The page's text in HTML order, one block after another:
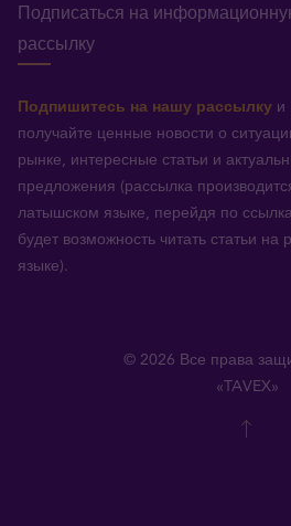
Подписаться на
рассылку
Подпишитесь на нашу рассылку и
получайте ценные новости о
рынке, интересные статьи и
предложения (рассылка
латышском языке, перейдя по
будет возможность читать статьи на
языке).
© 2026 Все права
«TAVEX»